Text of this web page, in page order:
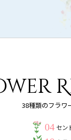
38種類のフラワ
04 セン